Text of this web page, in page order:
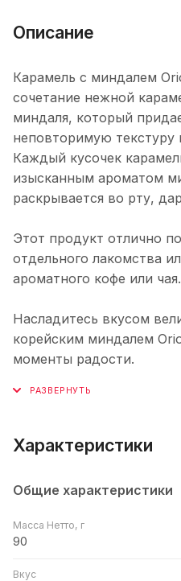
Описание
Карамель с миндалем
сочетание нежной
миндаля, который
неповторимую текстуру
Каждый кусочек
изысканным ароматом
раскрывается во рту,
Этот продукт отлично
отдельного лакомства
ароматного кофе или чая.
Насладитесь вкусом
корейским миндалем
моменты радости.
Характеристики
Общие характеристики
Масса Нетто, г
90
Вкус